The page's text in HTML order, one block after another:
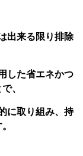
出来る限り排除
した省エネかつ
、
に取り組み、持